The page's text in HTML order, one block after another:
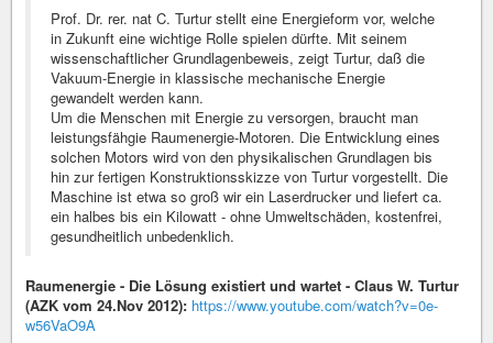
Prof. Dr. rer. nat C. Turtur stellt eine Energieform vor, welche
in Zukunft eine wichtige Rolle spielen dürfte. Mit seinem
wissenschaftlicher Grundlagenbeweis, zeigt Turtur, daß die
Vakuum-Energie in klassische mechanische Energie
gewandelt werden kann.
Um die Menschen mit Energie zu versorgen, braucht man
leistungsfähgie Raumenergie-Motoren. Die Entwicklung eines
solchen Motors wird von den physikalischen Grundlagen bis
hin zur fertigen Konstruktionsskizze von Turtur vorgestellt. Die
Maschine ist etwa so groß wir ein Laserdrucker und liefert ca.
ein halbes bis ein Kilowatt - ohne Umweltschäden, kostenfrei,
gesundheitlich unbedenklich.
Raumenergie - Die Lösung existiert und wartet - Claus W. Turtur
(AZK vom 24.Nov 2012): https://www.youtube.com/watch?v=0e-
w56VaO9A